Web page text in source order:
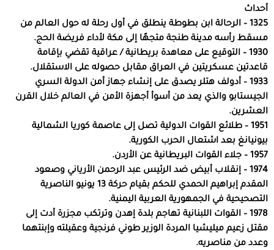
أحداث
1325 – الرحالة ابن بطوطة ينطلق في أول رحلة له حول العالم من
مسقط رأسه مدينة طنجة متجهًا إلى مكة لأداء فريضة الحج.
1930 – التوقيع على معاهدة بريطانية / عراقية تقضي بإقامة
قاعدتين عسكريتين في العراق مقابل حصوله على الاستقلال.
1933 – أدولف هتلر يصدق على إنشاء جهاز أمن الدولة السري
الجيستابو والذي يعد من أسوأ أجهزة الأمن في العالم خلال القرن
العشرين.
1951 – طلائع القوات الدولية تصل إلى عاصمة كوريا الشمالية
بيونيانغ بعد اشتعال الحرب الكورية.
1957 – جلاء القوات البريطانية عن الأردن.
1974 – إنقلاب أبيض ضد الرئيس عبد الرحمن الأرياني وصعود
المقدم إبراهيم الحمدي للحكم بقيام حركة 13 يونيو الناصرية
التصحيحية في الجمهورية العربية اليمنية.
1978 – القوات اللبنانية تهاجم بلدة إهدن وترتكب مجزرة أدت إلى
مقتل زعيم ميليشيا المردة الوزير طوني فرنجية وعقيلته وإبنتهما
وعدد من مناصريه.